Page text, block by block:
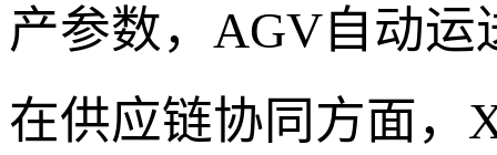
产参数，AGV自动
在供应链协同方面，